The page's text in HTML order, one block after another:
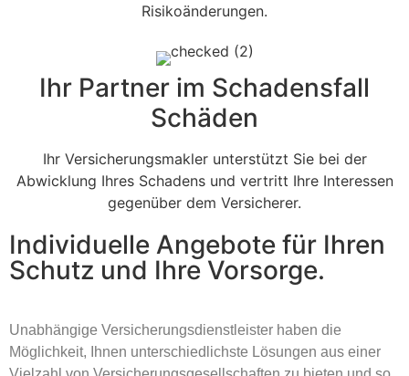
Risikoänderungen.
Ihr Partner im Schadensfall
Schäden
Ihr Versicherungsmakler unterstützt Sie bei der
Abwicklung Ihres Schadens und vertritt Ihre Interessen
gegenüber dem Versicherer.
Individuelle Angebote für Ihren
Schutz und Ihre Vorsorge.
Unabhängige Versicherungsdienstleister haben die
Möglichkeit, Ihnen unterschiedlichste Lösungen aus einer